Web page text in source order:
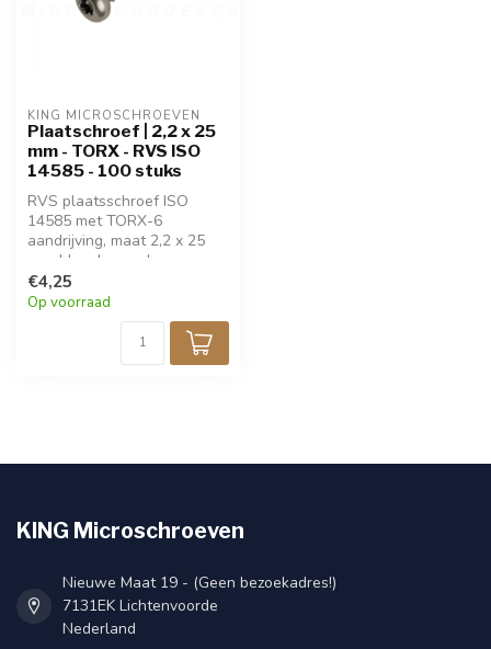
KING MICROSCHROEVEN
Plaatschroef | 2,2 x 25
mm - TORX - RVS ISO
14585 - 100 stuks
RVS plaatsschroef ISO
14585 met TORX-6
aandrijving, maat 2,2 x 25
mm. Ideaal voor dun
plaatmateriaal. Gemaakt van
roestvrij staal voor hoge
corrosiebestendigheid.
Verpakt per 100 stuks. Voor
precisiewerk en stevige
€4,25
Op voorraad
KING Microschroeven
Nieuwe Maat 19 - (Geen bezoekadres!)
7131EK Lichtenvoorde
Nederland